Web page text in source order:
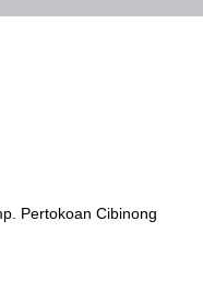
Pertokoan Cibinong